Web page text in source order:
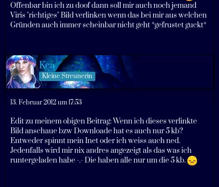
Offenbar bin ich zu doof dann soll mir auch noch jemand
Viris "richtiges" Bild verlinken wenn das bei mir aus welchen
Gründen auch immer scheinbar nicht geht *gefrustet guckt*
Kea
Kleine Streunerin
13. Februar 2012 um 17:53
Edit zu meinem obigen Beitrag: Wenn ich dieses verlinkte
Bild anschaue bzw Downloade hat es auch nur 5 kb?
Entweder spinnt mein Inet oder ich weiss auch ned.
Jedenfalls wird mir nix andres angezeigt als das was ich
runtergeladen habe -.- Die haben alle nur um die 5 kb.